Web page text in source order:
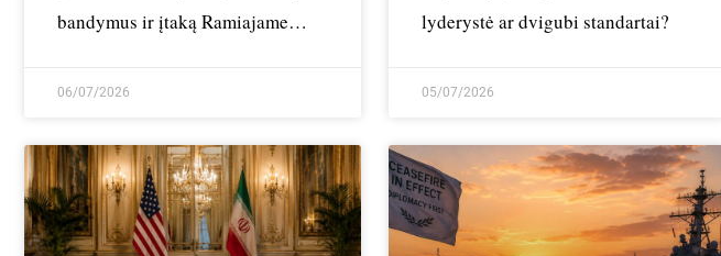
bandymus ir įtaką Ramiajame
06/07/2026
lyderystė ar dvigubi standartai?
05/07/2026